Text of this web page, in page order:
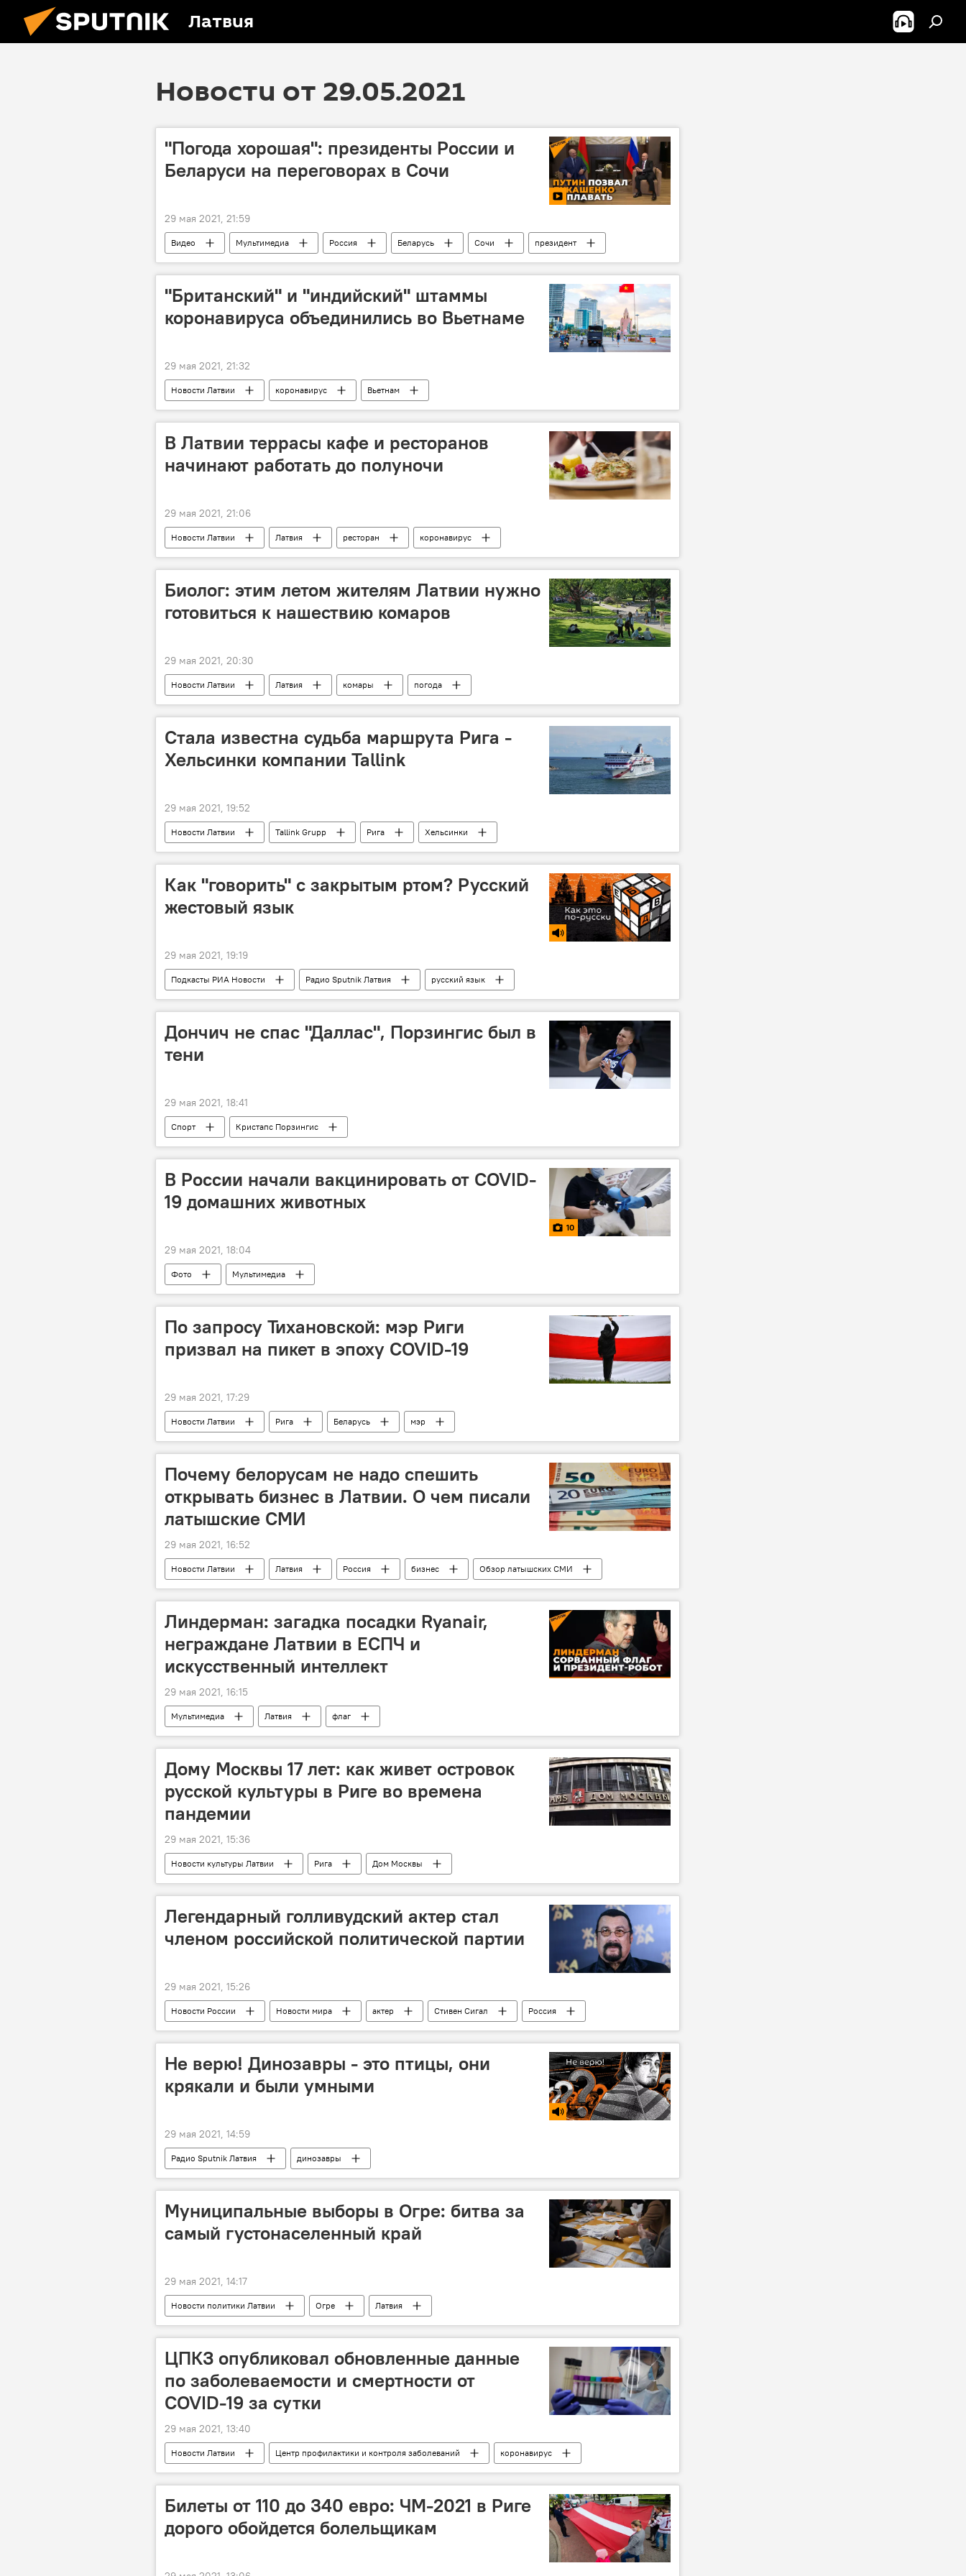
Латвия
Новости от 29.05.2021
"Погода хорошая": президенты России и
Беларуси на переговорах в Сочи
29 мая 2021, 21:59
Видео Мультимедиа Россия Беларусь Сочи
президент
Владимир Путин
Александр Лукашенко
"Британский" и "индийский" штаммы
коронавируса объединились во Вьетнаме
29 мая 2021, 21:32
Новости Латвии коронавирус Вьетнам
В Латвии террасы кафе и ресторанов
начинают работать до полуночи
29 мая 2021, 21:06
Новости Латвии Латвия ресторан коронавирус
Биолог: этим летом жителям Латвии нужно
готовиться к нашествию комаров
29 мая 2021, 20:30
Новости Латвии Латвия комары погода
Стала известна судьба маршрута Рига -
Хельсинки компании Tallink
29 мая 2021, 19:52
Новости Латвии Tallink Grupp Рига Хельсинки
Как "говорить" с закрытым ртом? Русский
жестовый язык
29 мая 2021, 19:19
Подкасты РИА Новости Радио Sputnik Латвия русский язык
Дончич не спас "Даллас", Порзингис был в
тени
29 мая 2021, 18:41
Спорт Кристапс Порзингис
В России начали вакцинировать от COVID-
19 домашних животных
10
29 мая 2021, 18:04
Фото Мультимедиа
По запросу Тихановской: мэр Риги
призвал на пикет в эпоху COVID-19
29 мая 2021, 17:29
Новости Латвии Рига Беларусь мэр
Почему белорусам не надо спешить
открывать бизнес в Латвии. О чем писали
латышские СМИ
29 мая 2021, 16:52
Новости Латвии Латвия Россия бизнес Обзор латышских СМИ
Линдерман: загадка посадки Ryanair,
неграждане Латвии в ЕСПЧ и
искусственный интеллект
29 мая 2021, 16:15
Мультимедиа Латвия
флаг
Обзор событий недели в Латвии с Линдерманом и Губиным
Дому Москвы 17 лет: как живет островок
русской культуры в Риге во времена
пандемии
29 мая 2021, 15:36
Новости культуры Латвии Рига Дом Москвы
Легендарный голливудский актер стал
членом российской политической партии
29 мая 2021, 15:26
Новости России Новости мира актер Стивен Сигал Россия
Не верю! Динозавры - это птицы, они
крякали и были умными
29 мая 2021, 14:59
Радио Sputnik Латвия динозавры
Муниципальные выборы в Огре: битва за
самый густонаселенный край
29 мая 2021, 14:17
Новости политики Латвии Огре
Латвия
Муниципальные выборы 2021 года в Латвии
ЦПКЗ опубликовал обновленные данные
по заболеваемости и смертности от
COVID-19 за сутки
29 мая 2021, 13:40
Новости Латвии Центр профилактики и контроля заболеваний
коронавирус
Латвия
Билеты от 110 до 340 евро: ЧМ-2021 в Риге
дорого обойдется болельщикам